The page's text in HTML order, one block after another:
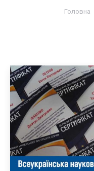
You
Головна